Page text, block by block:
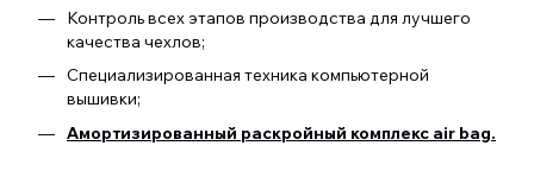
Контроль всех этапов производства для лучшего
качества чехлов;
Специализированная техника компьютерной
вышивки;
Амортизированный раскройный комплекс air bag.